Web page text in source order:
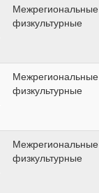
Межрегиональные
физкультурные
Межрегиональные
физкультурные
Межрегиональные
физкультурные